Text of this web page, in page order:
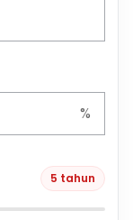
%
5 tahun